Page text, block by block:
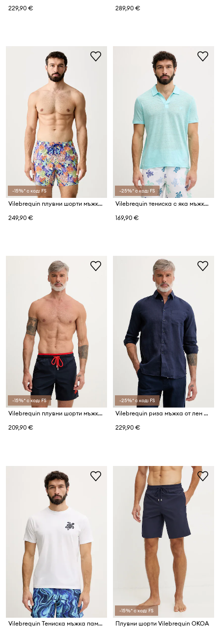
229,90 €
289,90 €
-15%* с код: FS
Vilebrequin плувни шорти мъжки MOORISE
249,90 €
-25%* с код: FS
Vilebrequin тениска с яка мъжка от лен PYRAMID
169,90 €
-15%* с код: FS
Vilebrequin плувни шорти мъжки MOKA
209,90 €
-25%* с код: FS
Vilebrequin риза мъжка от лен CAROUBIS
229,90 €
Vilebrequin Тениска мъжка памучна PARTISOL
-15%* с код: FS
Плувни шорти Vilebrequin OKOA